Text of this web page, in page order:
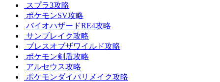
スプラ3攻略
ポケモンSV攻略
バイオハザードRE4攻略
サンブレイク攻略
ブレスオブザワイルド攻略
ポケモン剣盾攻略
アルセウス攻略
ポケモンダイパリメイク攻略